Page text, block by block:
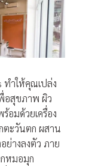
ทำให้คุณเปล่ง
อสุขภาพ ผิว
อมด้วยเครื่อง
ตะวันตก ผสาน
ย่างลงตัว ภาย
กหมอมุก